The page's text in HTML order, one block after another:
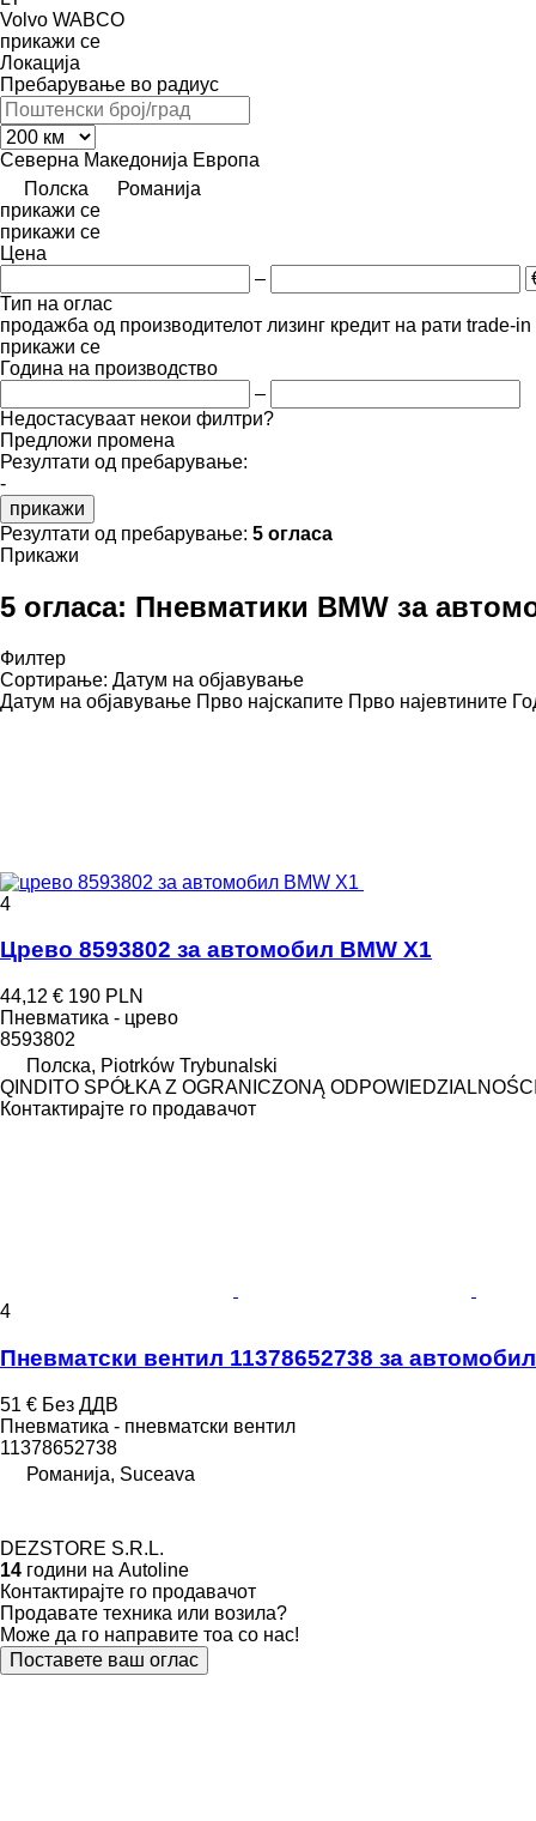
Volvo WABCO
прикажи се
Локација
Пребарување во радиус
Северна Македонија Европа
Полска
Романија
прикажи се
прикажи се
Цена
–
Тип на оглас
продажба од производителот лизинг кредит на рати trade-in
прикажи се
Година на производство
–
Недостасуваат некои филтри?
Предложи промена
Резултати од пребарување:
-
прикажи
Резултати од пребарување: 5 огласа
Прикажи
5 огласа: Пневматики BMW за
Филтер
Сортирање: Датум на објавување
Датум на објавување Прво најскапите Прво најевтините
4
Црево 8593802 за aвтомобил BMW X1
44,12 € 190 PLN
Пневматика - црево
8593802
Полска, Piotrków Trybunalski
QINDITO SPÓŁKA Z OGRANICZONĄ
Контактирајте го продавачот
4
Пневматски вентил 11378652738 за
51 € Без ДДВ
Пневматика - пневматски вентил
11378652738
Романија, Suceava
DEZSTORE S.R.L.
14 години на Autoline
Контактирајте го продавачот
Продавате техника или возила?
Може да го направите тоа со нас!
Поставете ваш оглас